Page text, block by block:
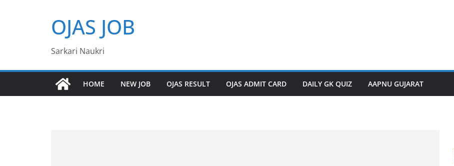
OJAS JOB
Sarkari Naukri
HOME NEW JOB OJAS RESULT OJAS ADMIT CARD DAILY GK QUIZ AAPNU GUJARAT